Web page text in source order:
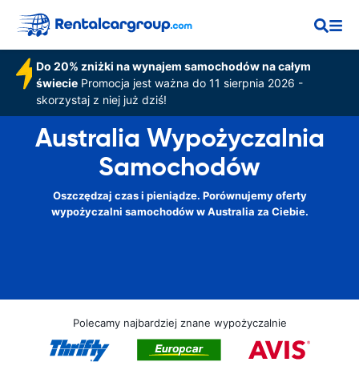
Do 20% zniżki na wynajem samochodów na całym
świeciePromocja jest ważna do 11 sierpnia 2026 -
skorzystaj z niej już dziś!
Australia Wypożyczalnia
Samochodów
Oszczędzaj czas i pieniądze. Porównujemy oferty
wypożyczalni samochodów w Australia za Ciebie.
Polecamy najbardziej znane wypożyczalnie